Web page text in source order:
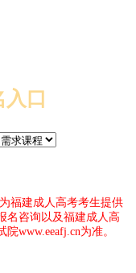
入口
福建成人高考考生提供
名咨询以及福建成人高
www.eeafj.cn为准。